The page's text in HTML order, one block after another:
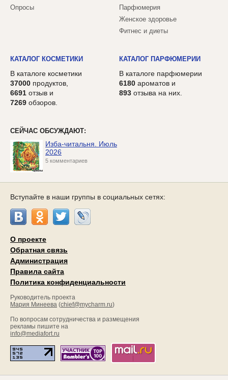
Опросы
Парфюмерия
Женское здоровье
Фитнес и диеты
КАТАЛОГ КОСМЕТИКИ
В каталоге косметики
37000 продуктов,
6691 отзыв и
7269 обзоров.
КАТАЛОГ ПАРФЮМЕРИИ
В каталоге парфюмерии
6180 ароматов и
893 отзыва на них.
СЕЙЧАС ОБСУЖДАЮТ:
Изба-читальня. Июль
2026
5 комментариев
Вступайте в наши группы в социальных сетях:
О проекте
Обратная связь
Администрация
Правила сайта
Политика конфиденциальности
Руководитель проекта
Мария Минеева (chief@mycharm.ru)
По вопросам сотрудничества и размещения
рекламы пишите на
info@mediafort.ru